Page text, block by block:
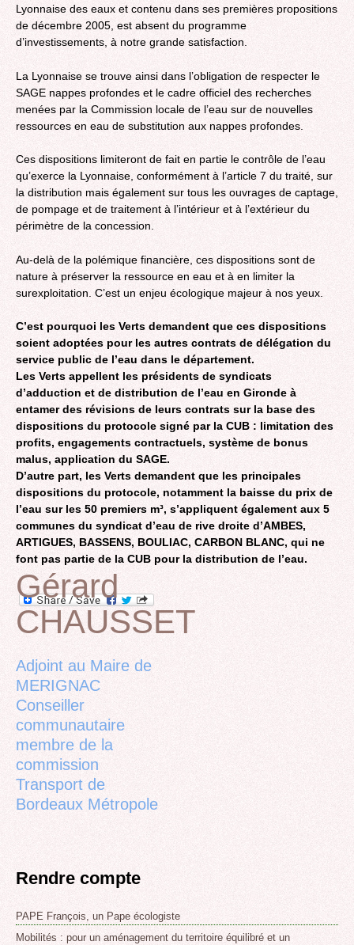
Lyonnaise des eaux et contenu dans ses premières propositions
de décembre 2005, est absent du programme
d’investissements, à notre grande satisfaction.
La Lyonnaise se trouve ainsi dans l’obligation de respecter le
SAGE nappes profondes et le cadre officiel des recherches
menées par la Commission locale de l’eau sur de nouvelles
ressources en eau de substitution aux nappes profondes.
Ces dispositions limiteront de fait en partie le contrôle de l’eau
qu’exerce la Lyonnaise, conformément à l’article 7 du traité, sur
la distribution mais également sur tous les ouvrages de captage,
de pompage et de traitement à l’intérieur et à l’extérieur du
périmètre de la concession.
Au-delà de la polémique financière, ces dispositions sont de
nature à préserver la ressource en eau et à en limiter la
surexploitation. C’est un enjeu écologique majeur à nos yeux.
C’est pourquoi les Verts demandent que ces dispositions
soient adoptées pour les autres contrats de délégation du
service public de l’eau dans le département.
Les Verts appellent les présidents de syndicats
d’adduction et de distribution de l’eau en Gironde à
entamer des révisions de leurs contrats sur la base des
dispositions du protocole signé par la CUB : limitation des
profits, engagements contractuels, système de bonus
malus, application du SAGE.
D’autre part, les Verts demandent que les principales
dispositions du protocole, notamment la baisse du prix de
l’eau sur les 50 premiers m³, s’appliquent également aux 5
communes du syndicat d’eau de rive droite d’AMBES,
ARTIGUES, BASSENS, BOULIAC, CARBON BLANC, qui ne
font pas partie de la CUB pour la distribution de l’eau.
Back
to
Gérard
CHAUSSET
Adjoint au Maire de
MERIGNAC
Conseiller
communautaire
membre de la
commission
Transport de
Bordeaux Métropole
Rendre compte
PAPE François, un Pape écologiste
Mobilités : pour un aménagement du territoire équilibré et un